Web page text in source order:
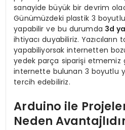
sanayide büyük bir devrim
Günümüzdeki plastik 3 boyutlu
yapabilir ve bu durumda 3d
ihtiyacı duyabiliriz.
yapabiliyorsak internetten
yedek parça siparişi etmemiz
internette bulunan 3 boyutlu
tercih edebiliriz.
Arduino ile
Neden